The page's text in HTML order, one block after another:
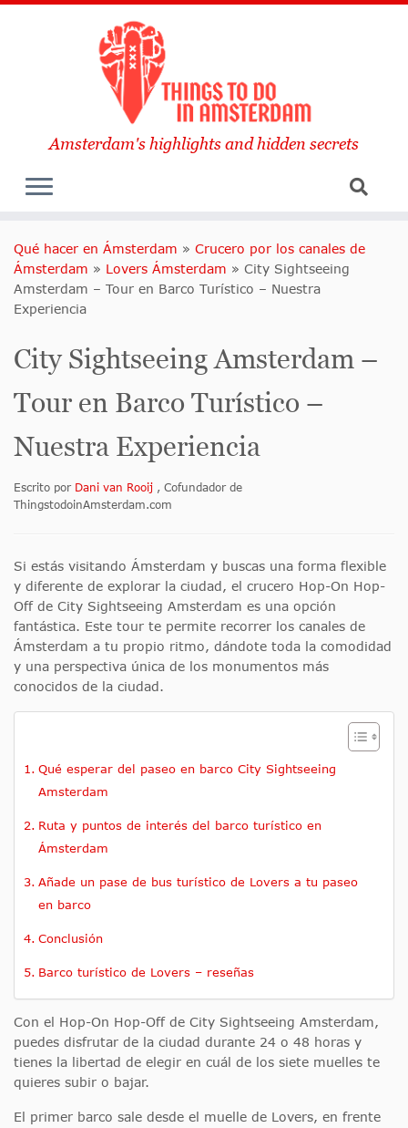
Amsterdam's highlights and hidden secrets
Qué hacer en Ámsterdam » Crucero por los canales de
Ámsterdam » Lovers Ámsterdam » City Sightseeing
Amsterdam – Tour en Barco Turístico – Nuestra
Experiencia
City Sightseeing Amsterdam –
Tour en Barco Turístico –
Nuestra Experiencia
Escrito por Dani van Rooij , Cofundador de
ThingstodoinAmsterdam.com
Si estás visitando Ámsterdam y buscas una forma flexible
y diferente de explorar la ciudad, el crucero Hop-On Hop-
Off de City Sightseeing Amsterdam es una opción
fantástica. Este tour te permite recorrer los canales de
Ámsterdam a tu propio ritmo, dándote toda la comodidad
y una perspectiva única de los monumentos más
conocidos de la ciudad.
Qué esperar del paseo en barco City Sightseeing
Amsterdam
Ruta y puntos de interés del barco turístico en
Ámsterdam
Añade un pase de bus turístico de Lovers a tu paseo
en barco
Conclusión
Barco turístico de Lovers – reseñas
Con el Hop-On Hop-Off de City Sightseeing Amsterdam,
puedes disfrutar de la ciudad durante 24 o 48 horas y
tienes la libertad de elegir en cuál de los siete muelles te
quieres subir o bajar.
El primer barco sale desde el muelle de Lovers, en frente